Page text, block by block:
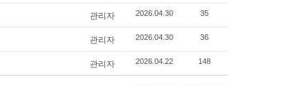
관리자 2026.04.30 35
관리자 2026.04.30 36
관리자 2026.04.22 148